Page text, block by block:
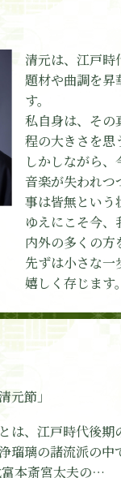
新年の集い
故郷」 新口村
百周年修繕事業の
清元は、江戸時
題材や曲調を昇
す。
私自身は、その
程の大きさを思
しかしながら
音楽が失われ
事は皆無という
ゆえにこそ今
内外の多くの方
先ずは小さな
嬉しく存じます。
令和七年四月
七世清元延寿太夫
元節」
は、江戸時代後
瑠璃の諸流派の
本斎宮太夫の…